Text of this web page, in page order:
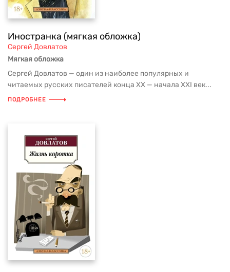
Иностранка (мягкая обложка)
Сергей Довлатов
Мягкая обложка
Сергей Довлатов — один из наиболее популярных и
читаемых русских писателей конца ХХ — начала XXI век...
ПОДРОБНЕЕ